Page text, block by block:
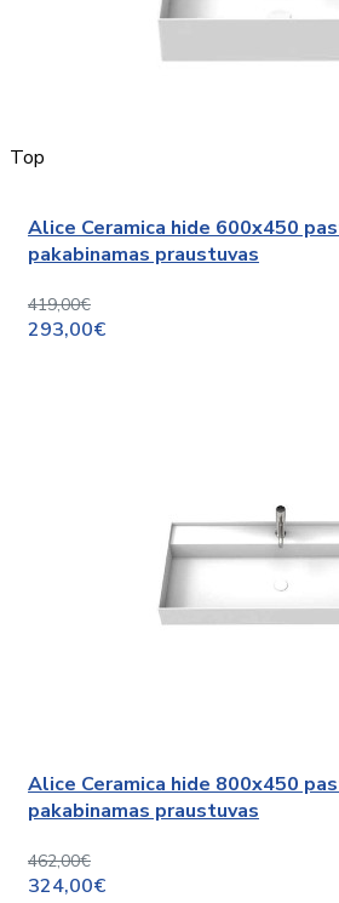
Top
Alice Ceramica hide 600x450
pakabinamas praustuvas
419,00€
293,00€
Alice Ceramica hide 800x450
pakabinamas praustuvas
462,00€
324,00€